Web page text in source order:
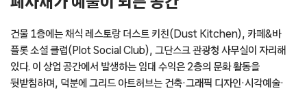
건물 1층에는 채식 레스토랑 더스트 키친(Dust Kitchen), 카페&바
플롯 소셜 클럽(Plot Social Club), 그단스크 관광청 사무실이 자리해
있다. 이 상업 공간에서 발생하는 임대 수익은 2층의 문화 활동을
뒷받침하며, 덕분에 그리드 아트허브는 건축·그래픽 디자인·시각예술·